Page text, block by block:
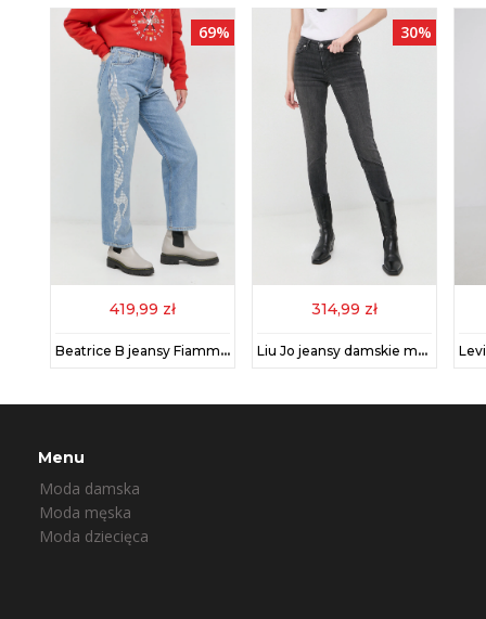
69%
419,99 zł
Beatrice B jeansy Fiamma damskie high waist
30%
314,99 zł
Liu Jo jeansy damskie medium waist
Menu
Moda damska
Moda męska
Moda dziecięca